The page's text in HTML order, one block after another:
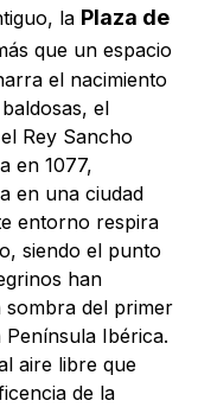
la Plaza de
que un espacio
el nacimiento
el
Rey Sancho
en 1077,
en una ciudad
entorno respira
, siendo el punto
han
del primer
Ibérica.
aire libre que
de la